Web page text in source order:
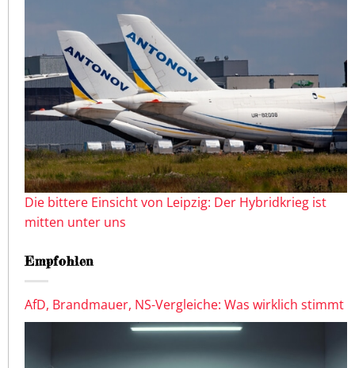
Die bittere Einsicht von Leipzig: Der Hybridkrieg ist
mitten unter uns
Empfohlen
AfD, Brandmauer, NS-Vergleiche: Was wirklich stimmt